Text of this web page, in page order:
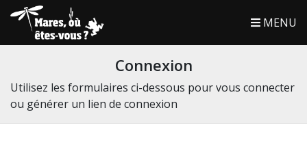
MENU
Connexion
Utilisez les formulaires ci-dessous pour vous connecter
ou générer un lien de connexion